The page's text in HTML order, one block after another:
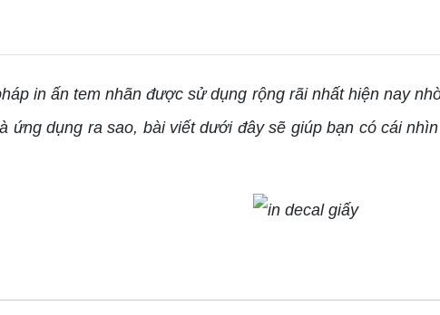
in ấn tem nhãn được sử dụng rộng rãi nhất hiện nay
ứng dụng ra sao, bài viết dưới đây sẽ giúp bạn có cái